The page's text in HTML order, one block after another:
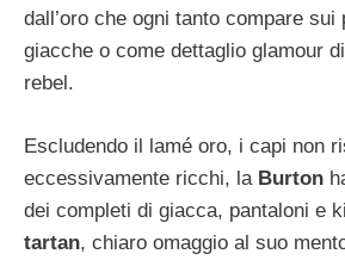
dall’oro che ogni tanto compare sui
giacche o come dettaglio glamour
rebel.
Escludendo il lamé oro, i capi non
eccessivamente ricchi, la Burton
dei completi di giacca, pantaloni e
tartan, chiaro omaggio al suo